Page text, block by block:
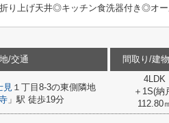
り上げ天井◎キッチン食洗器付き◎オ
/交通
見１丁目8-3の東側隣地
」駅 徒歩19分
間取り/建
4LDK
＋1S(納
112.80